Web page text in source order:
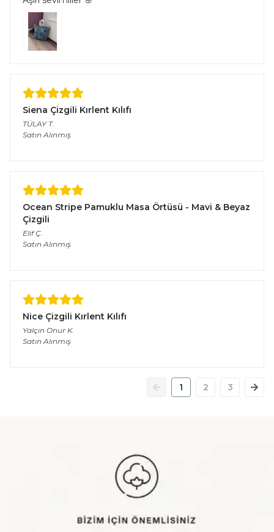
Siena Çizgili Kırlent Kılıfı
TÜLAY T.
Satın Alınmış
Ocean Stripe Pamuklu Masa Örtüsü - Mavi & Beyaz
Çizgili
Elif Ç.
Satın Alınmış
Nice Çizgili Kırlent Kılıfı
Yalçın Onur K.
Satın Alınmış
1 2 3